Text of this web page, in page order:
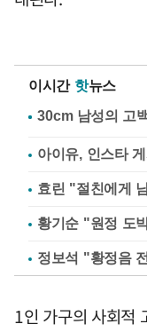
이시간 핫뉴스
아이유, 인스타
효린 "절친에게
황기순 "원정 도
정보석 "황정음
1인 가구의 사회적